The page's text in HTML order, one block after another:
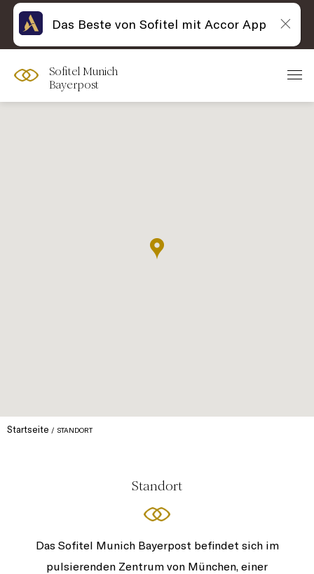
Sofitel Munich
Bayerpost
Startseite STANDORT
Standort
Das Sofitel Munich Bayerpost befindet sich im
pulsierenden Zentrum von München, einer
Das Beste von Sofitel mit Accor App